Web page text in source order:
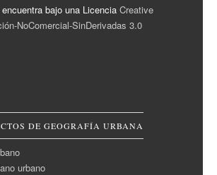
bajo una Licencia Creative
NoComercial-SinDerivadas 3.0
DE GEOGRAFÍA URBANA
urbano